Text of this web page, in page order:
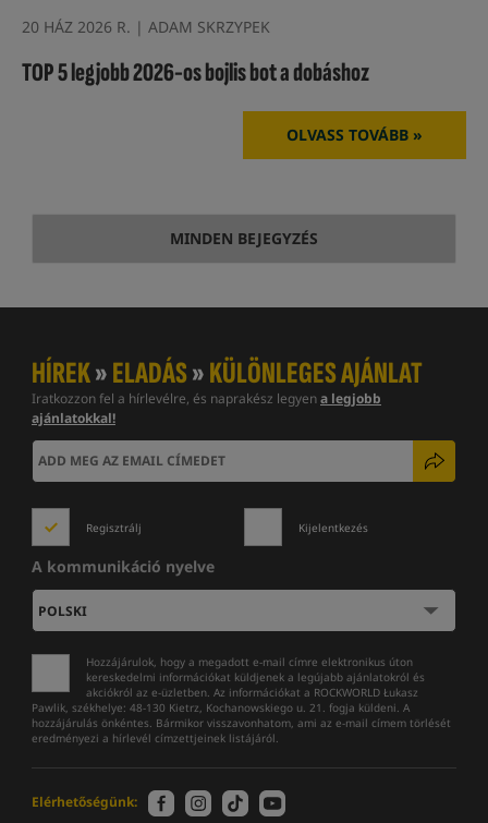
20 HÁZ 2026 R. | ADAM SKRZYPEK
TOP 5 legjobb 2026-os bojlis bot a dobáshoz
OLVASS TOVÁBB »
MINDEN BEJEGYZÉS
HÍREK»ELADÁS»KÜLÖNLEGES AJÁNLAT
Iratkozzon fel a hírlevélre, és naprakész legyena legjobb
ajánlatokkal!
Regisztrálj Kijelentkezés
A kommunikáció nyelve
Hozzájárulok, hogy a megadott e-mail címre elektronikus úton
kereskedelmi információkat küldjenek a legújabb ajánlatokról és
akciókról az e-üzletben. Az információkat a ROCKWORLD Łukasz
Pawlik, székhelye: 48-130 Kietrz, Kochanowskiego u. 21. fogja küldeni. A
hozzájárulás önkéntes. Bármikor visszavonhatom, ami az e-mail címem törlését
eredményezi a hírlevél címzettjeinek listájáról.
Elérhetőségünk: